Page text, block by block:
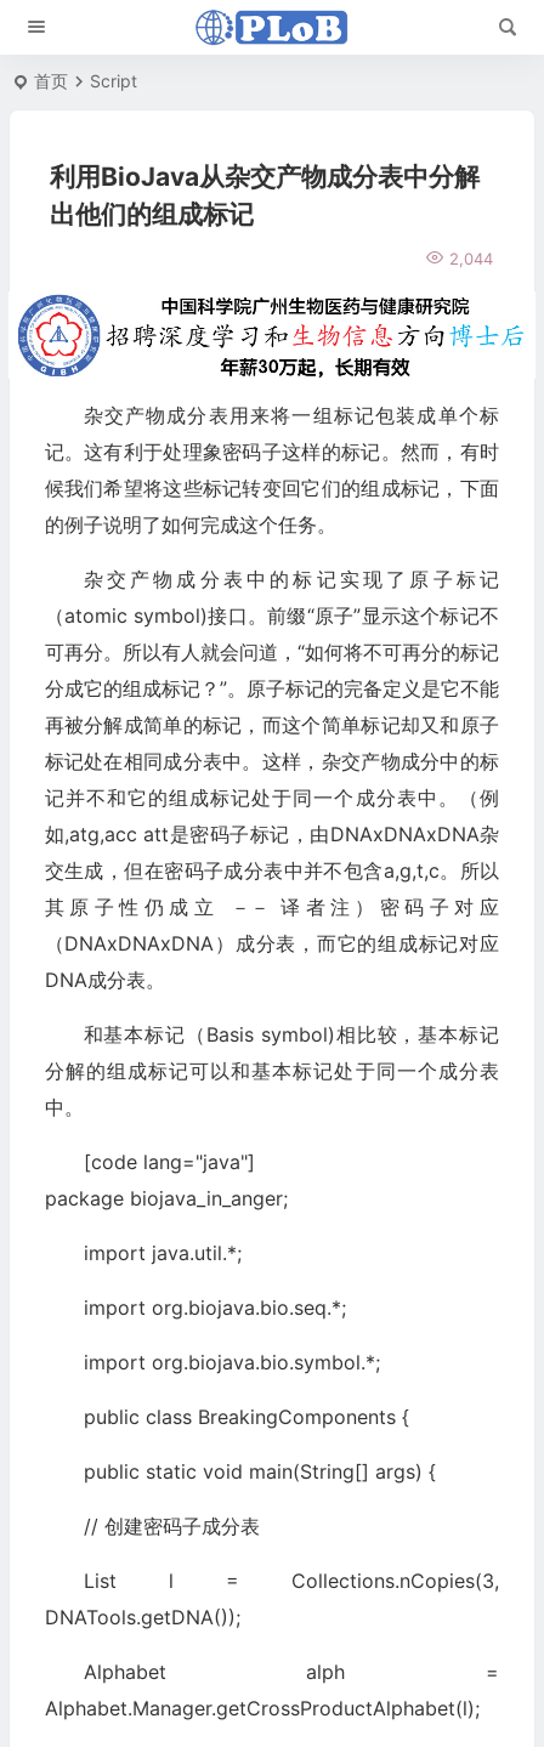
首页 Script
利用BioJava从杂交产物成分表中分解
出他们的组成标记
2,044
杂交产物成分表用来将一组标记包装成单个标
记。这有利于处理象密码子这样的标记。然而，有时
候我们希望将这些标记转变回它们的组成标记，下面
的例子说明了如何完成这个任务。
杂交产物成分表中的标记实现了原子标记
（atomic symbol)接口。前缀“原子”显示这个标记不
可再分。所以有人就会问道，“如何将不可再分的标记
分成它的组成标记？”。原子标记的完备定义是它不能
再被分解成简单的标记，而这个简单标记却又和原子
标记处在相同成分表中。这样，杂交产物成分中的标
记并不和它的组成标记处于同一个成分表中。（例
如,atg,acc att是密码子标记，由DNAxDNAxDNA杂
交生成，但在密码子成分表中并不包含a,g,t,c。所以
其原子性仍成立 －－ 译者注）密码子对应
（DNAxDNAxDNA）成分表，而它的组成标记对应
DNA成分表。
和基本标记（Basis symbol)相比较，基本标记
分解的组成标记可以和基本标记处于同一个成分表
中。
[code lang="java"]
package biojava_in_anger;
import java.util.*;
import org.biojava.bio.seq.*;
import org.biojava.bio.symbol.*;
public class BreakingComponents {
public static void main(String[] args) {
// 创建密码子成分表
List l = Collections.nCopies(3,
DNATools.getDNA());
Alphabet alph =
Alphabet.Manager.getCrossProductAlphabet(l);